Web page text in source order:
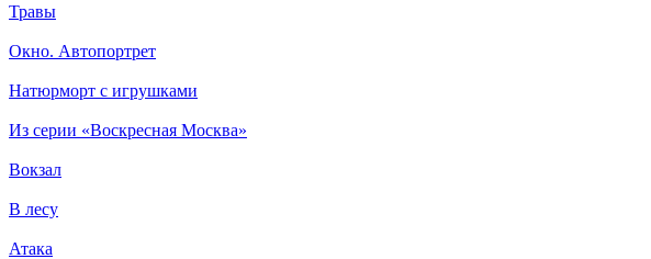
Травы
Окно. Автопортрет
Натюрморт с игрушками
Из серии «Воскресная Москва»
Вокзал
В лесу
Атака